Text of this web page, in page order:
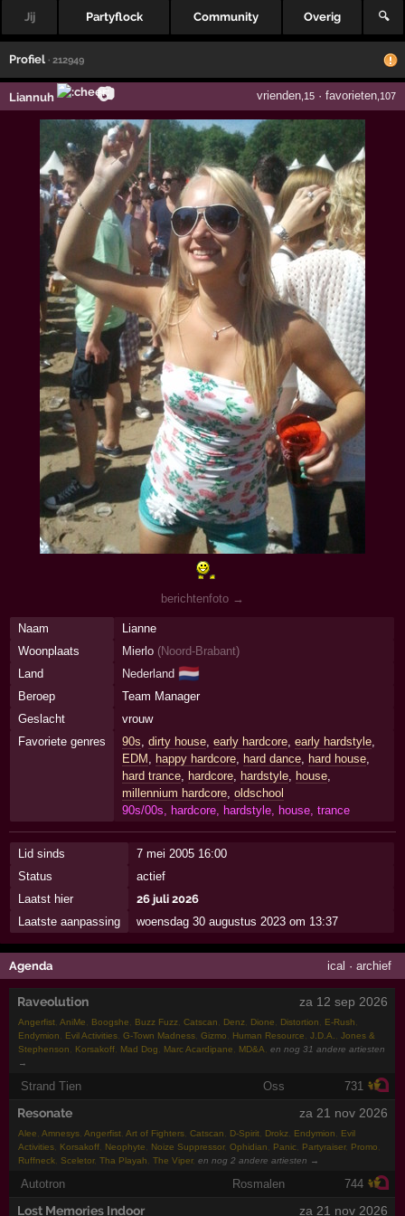
Jij Partyflock Community Overig 🔍
Profiel · 212949
Liannuh 📷 vrienden,15· favorieten,107
berichtenfoto →
Naam
Lianne
Woonplaats
Mierlo (Noord-Brabant)
Land
Nederland 🇳🇱
Beroep
Team Manager
Geslacht
vrouw
Favoriete genres
90s dirty house, early hardcore, early hardstyle,
EDM
happy hardcore, hard dance, hard house,
hard trance, hardcore, hardstyle, house,
millennium hardcore, oldschool
90s/00s, hardcore, hardstyle, house, trance
Lid sinds
7 mei 2005 16:00
Status
actief
Laatst hier
26 juli 2026
Laatste aanpassing
woensdag 30 augustus 2023 om 13:37
Agenda ical · archief
Raveolution za 12 sep 2026
Angerfist,AniMe, Boogshe, Buzz Fuzz,Catscan, Denz, Dione, Distortion, E-Rush,
Endymion, Evil Activities,G-Town Madness,Gizmo, Human Resource,J.D.A.,Jones &
Stephenson, Korsakoff, Mad Dog, Marc Acardipane, MD&A,en nog 31 andere artiesten
→
Strand Tien Oss 731
Resonate za 21 nov 2026
Alee,Amnesys,Angerfist,Art of Fighters,Catscan, D-Spirit, Drokz, Endymion, Evil
Activities, Korsakoff, Neophyte, Noize Suppressor,Ophidian, Panic, Partyraiser, Promo,
Ruffneck,Sceletor,Tha Playah,The Viper,en nog 2 andere artiesten →
Autotron Rosmalen 744
Lost Memories Indoor za 21 nov 2026